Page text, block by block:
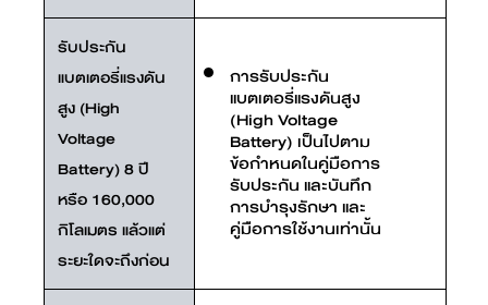
รับประกัน
แบตเตอรี่แรงดัน
สูง (High
Voltage
Battery) 8 ปี
หรือ 160,000
กิโลเมตร แล้วแต่
ระยะใดจะถึงก่อน
การรับประกัน
แบตเตอรี่แรงดันสูง
(High Voltage
Battery) เป็นไปตาม
ข้อกำหนดในคู่มือการ
รับประกัน และบันทึก
การบำรุงรักษา และ
คู่มือการใช้งานเท่านั้น